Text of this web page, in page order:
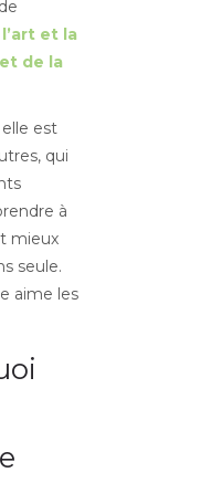
l’art et la
de la
elle est
qui
à
mieux
seule.
aime les